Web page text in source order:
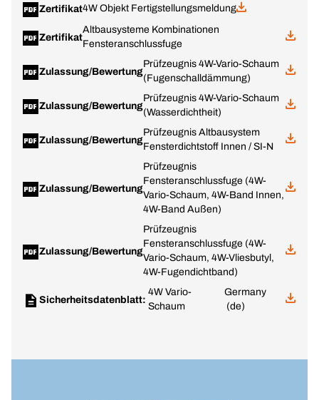
Zertifikat4W Objekt Fertigstellungsmeldung
Zertifikat
Altbausysteme Kombinationen
Fensteranschlussfuge
Zulassung/Bewertung
Prüfzeugnis 4W-Vario-Schaum
(Fugenschalldämmung)
Zulassung/Bewertung
Prüfzeugnis 4W-Vario-Schaum
(Wasserdichtheit)
Zulassung/Bewertung
Prüfzeugnis Altbausystem
Fensterdichtstoff Innen / SI-N
Zulassung/Bewertung
Prüfzeugnis
Fensteranschlussfuge (4W-
Vario-Schaum, 4W-Band Innen,
4W-Band Außen)
Zulassung/Bewertung
Prüfzeugnis
Fensteranschlussfuge (4W-
Vario-Schaum, 4W-Vliesbutyl,
4W-Fugendichtband)
Sicherheitsdatenblatt:
4W Vario-
Schaum
Germany
(de)